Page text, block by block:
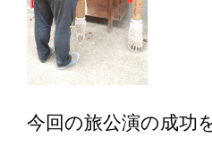
今回の旅公演の成功